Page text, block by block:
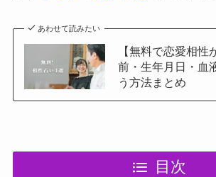
あわせて読みたい
【無料で恋愛相性
前・生年月日・血
う方法まとめ
目次